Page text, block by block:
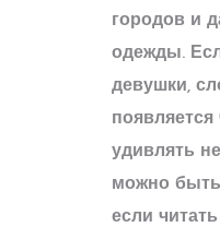
городов и
одежды.
девушки,
удивлять
можно быть
если